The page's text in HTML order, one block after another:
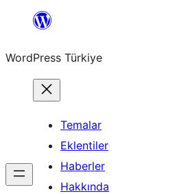
İçeriğe
WordPress Türkiye
Temalar
Eklentiler
Haberler
Hakkında